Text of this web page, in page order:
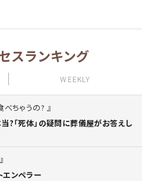
スランキング
WEEKLY
べちゃうの?
?「死体」の疑問に葬儀屋がお答えし
エンペラー